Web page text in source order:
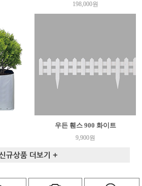
198,000원
우든 휀스 900 화이트
9,900원